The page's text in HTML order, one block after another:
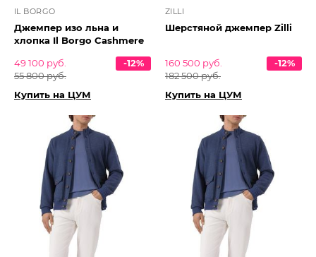
IL BORGO
Джемпер изо льна и
хлопка Il Borgo Cashmere
49 100 руб.
55 800 руб.
-12%
Купить на ЦУМ
ZILLI
Шерстяной джемпер Zilli
160 500 руб.
182 500 руб.
-12%
Купить на ЦУМ